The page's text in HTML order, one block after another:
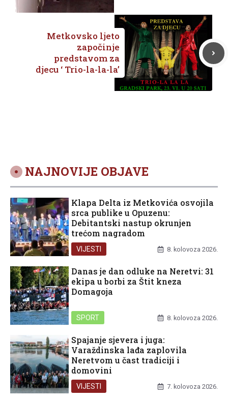
Metkovsko ljeto
započinje
predstavom za
djecu ‘ Trio-la-la-la’
NAJNOVIJE OBJAVE
Klapa Delta iz Metkovića osvojila
srca publike u Opuzenu:
Debitantski nastup okrunjen
trećom nagradom
VIJESTI 8. kolovoza 2026.
Danas je dan odluke na Neretvi: 31
ekipa u borbi za Štit kneza
Domagoja
SPORT 8. kolovoza 2026.
Spajanje sjevera i juga:
Varaždinska lađa zaplovila
Neretvom u čast tradiciji i
domovini
VIJESTI 7. kolovoza 2026.